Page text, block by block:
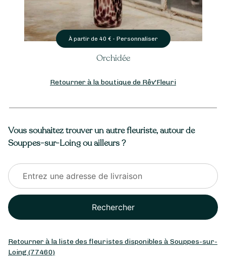
À partir de 40 € - Personnaliser
Orchidée
Retourner à la boutique de Rêv'Fleuri
Vous souhaitez trouver un autre fleuriste, autour de
Souppes-sur-Loing ou ailleurs ?
Rechercher
Retourner à la liste des fleuristes disponibles à Souppes-sur-
Loing (77460)